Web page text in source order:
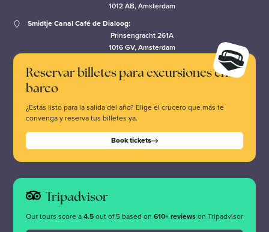
1012 AB, Amsterdam
Smidtje Canal Café de Dialoog:
Prinsengracht 261A
1016 GV, Amsterdam
Reservar billetes para excursiones en
barco
¿Estás listo para la salida del año? Elige el crucero que más te
convenga y reserva tus billetes ya.
Book tickets
Tripadvisor
Our tours score a4.5out of 5 based on 610+ reviewson Tripadvisor